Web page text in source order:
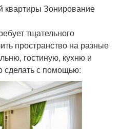
квартиры Зонирование
тщательного
пространство на разные
гостиную, кухню и
сделать с помощью: